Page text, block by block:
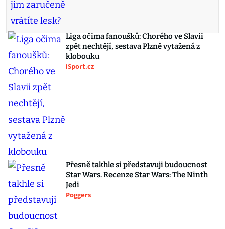
Liga očima fanoušků: Chorého ve Slavii
zpět nechtějí, sestava Plzně vytažená z
klobouku
iSport.cz
Přesně takhle si představuji budoucnost
Star Wars. Recenze Star Wars: The Ninth
Jedi
Poggers